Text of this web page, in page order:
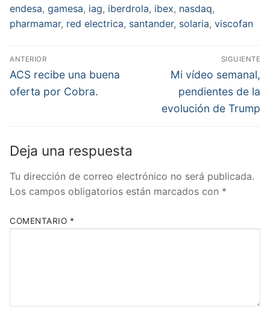
endesa, gamesa, iag, iberdrola, ibex, nasdaq,
pharmamar, red electrica, santander, solaria, viscofan
Navegación
de
entradas
ANTERIOR
Entrada
anterior:
ACS recibe una buena
oferta por Cobra.
SIGUIENTE
Entrada
siguiente:
Mi vídeo semanal,
pendientes de la
evolución de Trump
Deja una respuesta
Tu dirección de correo electrónico no será publicada.
Los campos obligatorios están marcados con *
COMENTARIO *